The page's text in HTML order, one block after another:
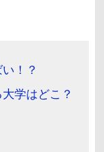
！？
学はどこ？